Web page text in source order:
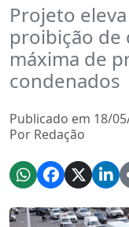
Projeto
proibição de
máxima de
condenados
Publicado em 18/
Por Redação